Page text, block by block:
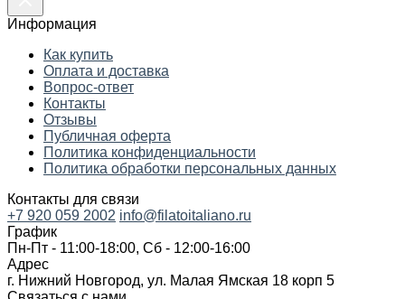
Информация
Как купить
Оплата и доставка
Вопрос-ответ
Контакты
Отзывы
Публичная оферта
Политика конфиденциальности
Политика обработки персональных данных
Контакты для связи
+7 920 059 2002 info@filatoitaliano.ru
График
Пн-Пт - 11:00-18:00, Сб - 12:00-16:00
Адрес
г. Нижний Новгород, ул. Малая Ямская 18 корп 5